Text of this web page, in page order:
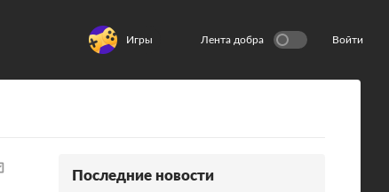
Игры Лента добра Войти
Последние новости